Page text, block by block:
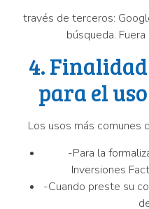
través de terceros:
búsqueda.
4.
para el
Los usos más comunes
-Para la
Inversiones
-Cuando preste su